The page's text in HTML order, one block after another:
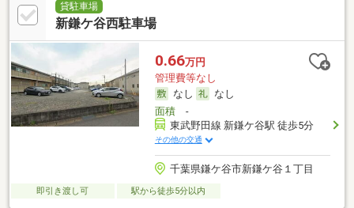
貸駐車場
新鎌ケ谷西駐車場
0.66万円
管理費等なし
なし
なし
面積-
東武野田線 新鎌ケ谷駅 徒歩5分
その他の交通
千葉県鎌ケ谷市新鎌ケ谷１丁目
即引き渡し可 駅から徒歩5分以内